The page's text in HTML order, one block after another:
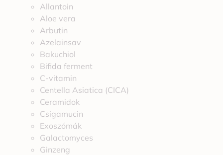
Allantoin
Aloe vera
Arbutin
Azelainsav
Bakuchiol
Bifida ferment
C-vitamin
Centella Asiatica (CICA)
Ceramidok
Csigamucin
Exoszómák
Galactomyces
Ginzeng